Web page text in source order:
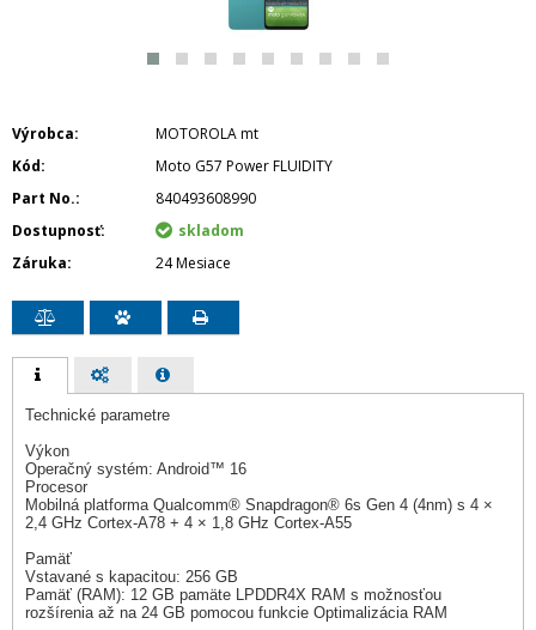
Výrobca
MOTOROLA mt
Kód
Moto G57 Power FLUIDITY
Part No.
840493608990
Dostupnosť
skladom
Záruka
24 Mesiace
Technické parametre
Výkon
Operačný systém: Android™ 16
Procesor
Mobilná platforma Qualcomm® Snapdragon® 6s Gen 4 (4nm) s 4 ×
2,4 GHz Cortex-A78 + 4 × 1,8 GHz Cortex-A55
Pamäť
Vstavané s kapacitou: 256 GB
Pamäť (RAM): 12 GB pamäte LPDDR4X RAM s možnosťou
rozšírenia až na 24 GB pomocou funkcie Optimalizácia RAM